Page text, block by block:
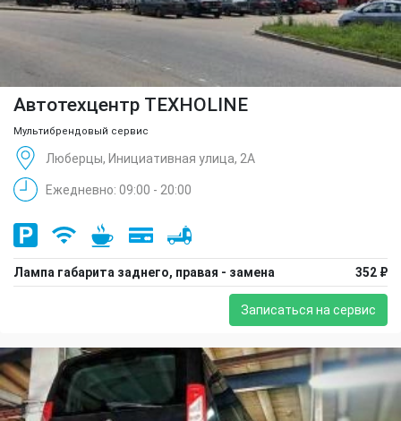
Автотехцентр TEXHOLINE
Мультибрендовый сервис
Люберцы, Инициативная улица, 2А
Ежедневно: 09:00 - 20:00
Лампа габарита заднего, правая - замена 352 ₽
Записаться на сервис